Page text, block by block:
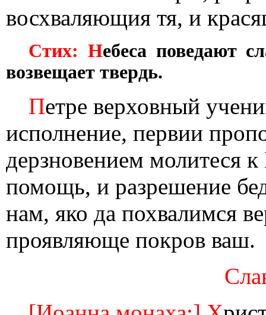
восхваляющия тя, и
Стих: Небеса поведают
возвещает твердь.
Петре верховный
исполнение, первии
дерзновением молитеся
помощь, и разрешение
нам, яко да похвалимся
проявляюще покров ваш.